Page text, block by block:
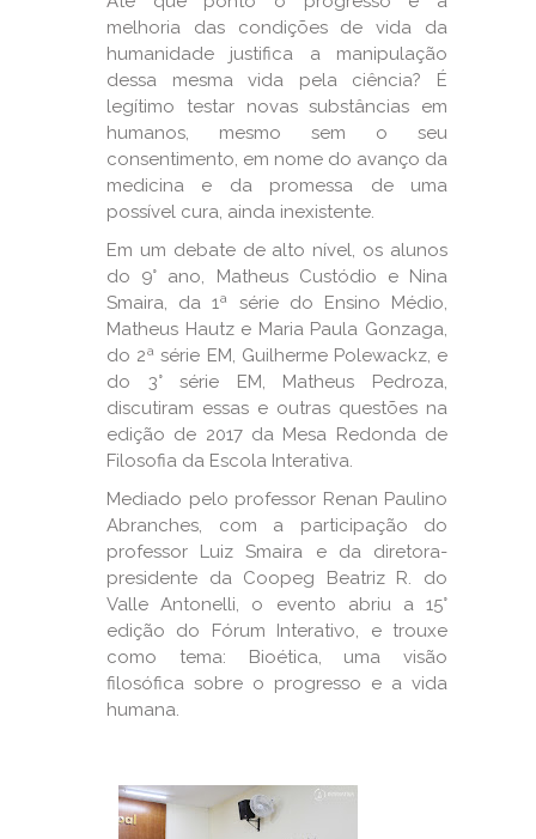
melhoria das condições de vida da
humanidade justifica a manipulação
dessa mesma vida pela ciência? É
legítimo testar novas substâncias em
humanos, mesmo sem o seu
consentimento, em nome do avanço da
medicina e da promessa de uma
possível cura, ainda inexistente.
Em um debate de alto nível, os alunos
do 9° ano, Matheus Custódio e Nina
Smaira, da 1ª série do Ensino Médio,
Matheus Hautz e Maria Paula Gonzaga,
do 2ª série EM, Guilherme Polewackz, e
do 3° série EM, Matheus Pedroza,
discutiram essas e outras questões na
edição de 2017 da Mesa Redonda de
Filosofia da Escola Interativa.
Mediado pelo professor Renan Paulino
Abranches, com a participação do
professor Luiz Smaira e da diretora-
presidente da Coopeg Beatriz R. do
Valle Antonelli, o evento abriu a 15°
edição do Fórum Interativo, e trouxe
como tema: Bioética, uma visão
filosófica sobre o progresso e a vida
humana.